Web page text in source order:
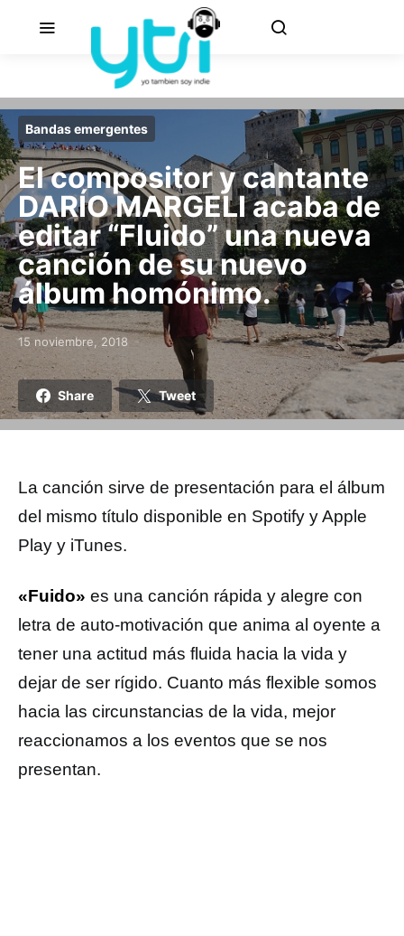
Bandas emergentes
El compositor y cantante
DARÍO MARGELI acaba de
editar “Fluido” una nueva
canción de su nuevo
álbum homónimo.
Posted on
15 noviembre, 2018
Share Tweet
La canción sirve de presentación para el álbum
del mismo título disponible en Spotify y Apple
Play y iTunes.
«Fuido» es una canción rápida y alegre con
letra de auto-motivación que anima al oyente a
tener una actitud más fluida hacia la vida y
dejar de ser rígido. Cuanto más flexible somos
hacia las circunstancias de la vida, mejor
reaccionamos a los eventos que se nos
presentan.